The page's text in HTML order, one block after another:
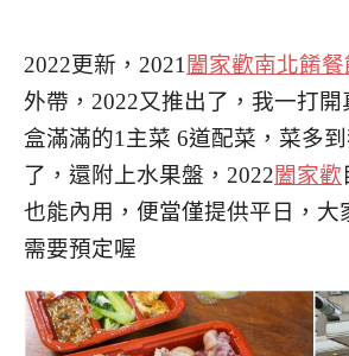
2022更新，2021闔家歡南北餚餐
外帶，2022又推出了，我一打
盒滿滿的1主菜 6道配菜，菜多
了，還附上水果盤，2022闔家歡
也能內用，便當僅提供平日，大
需要預定喔